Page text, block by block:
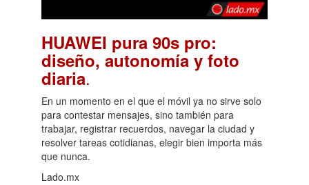
HUAWEI pura 90s pro:
diseño, autonomía y foto
diaria.
En un momento en el que el móvil ya no sirve solo
para contestar mensajes, sino también para
trabajar, registrar recuerdos, navegar la ciudad y
resolver tareas cotidianas, elegir bien importa más
que nunca.
Lado.mx